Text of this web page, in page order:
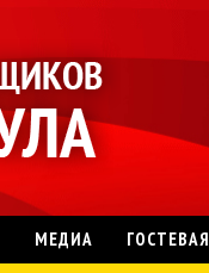
МЕДИА ГОСТЕВАЯ